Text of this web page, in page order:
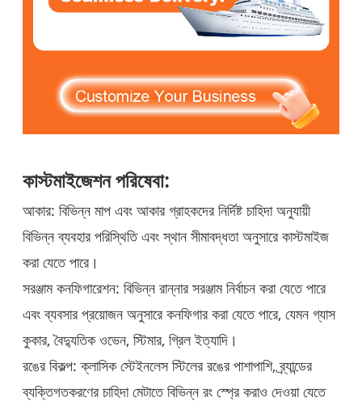
কাস্টমাইজেশন পরিষেবা:
আকার: বিভিন্ন মাপ এবং আকার গ্রাহকদের নির্দিষ্ট চাহিদা অনুযায়ী
বিভিন্ন ব্যবহার পরিস্থিতি এবং স্থান সীমাবদ্ধতা অনুসারে কাস্টমাইজ
করা যেতে পারে।
সরঞ্জাম কনফিগারেশন: বিভিন্ন রান্নার সরঞ্জাম নির্বাচন করা যেতে পারে
এবং ব্যবসার প্রয়োজন অনুসারে কনফিগার করা যেতে পারে, যেমন গ্যাস
কুকার, বৈদ্যুতিক ওভেন, স্টিমার, গ্রিল ইত্যাদি।
রঙের বিকল্প: ক্লাসিক স্টেইনলেস স্টিলের রঙের পাশাপাশি, ব্র্যান্ডের
ব্যক্তিগতকরণের চাহিদা মেটাতে বিভিন্ন রং স্প্রে করাও দেওয়া যেতে